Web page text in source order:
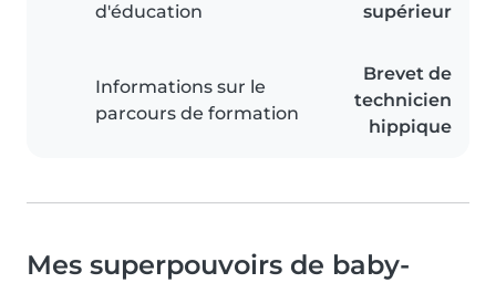
d'éducation
supérieur
Informations sur le
parcours de formation
Brevet de
technicien
hippique
Mes superpouvoirs de baby-